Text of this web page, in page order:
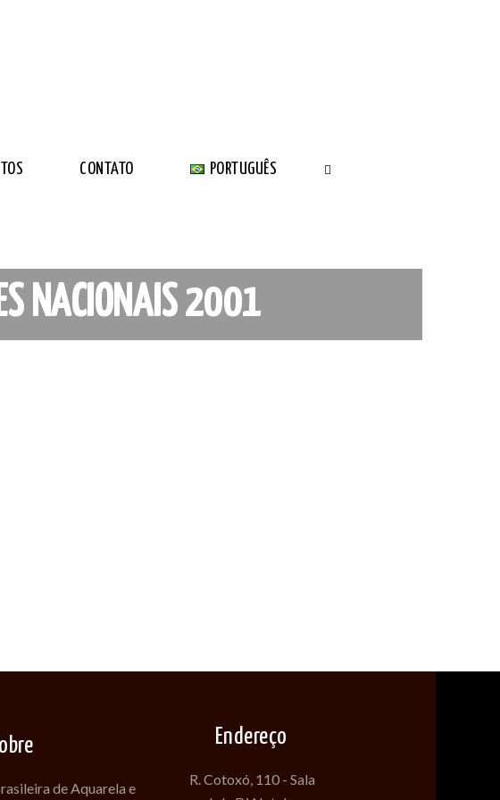
CONTATO PORTUGUÊS
NACIONAIS 2001
de Aquarela e
Endereço
R. Cotoxó, 110 - Sala